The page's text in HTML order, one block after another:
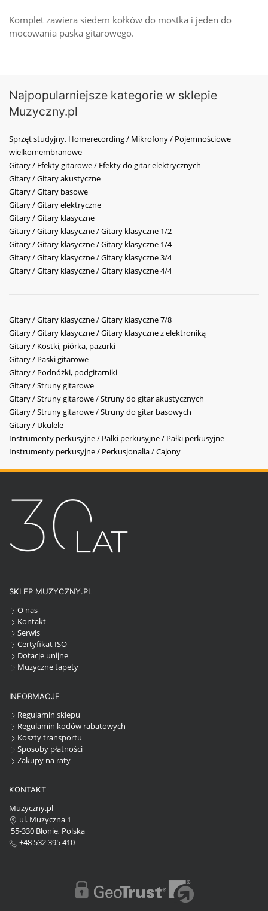
Komplet zawiera siedem kołków do mostka i jeden do
mocowania paska gitarowego.
Najpopularniejsze kategorie w sklepie
Muzyczny.pl
Sprzęt studyjny, Homerecording / Mikrofony / Pojemnościowe
wielkomembranowe
Gitary / Efekty gitarowe / Efekty do gitar elektrycznych
Gitary / Gitary akustyczne
Gitary / Gitary basowe
Gitary / Gitary elektryczne
Gitary / Gitary klasyczne
Gitary / Gitary klasyczne / Gitary klasyczne 1/2
Gitary / Gitary klasyczne / Gitary klasyczne 1/4
Gitary / Gitary klasyczne / Gitary klasyczne 3/4
Gitary / Gitary klasyczne / Gitary klasyczne 4/4
Gitary / Gitary klasyczne / Gitary klasyczne 7/8
Gitary / Gitary klasyczne / Gitary klasyczne z elektroniką
Gitary / Kostki, piórka, pazurki
Gitary / Paski gitarowe
Gitary / Podnóżki, podgitarniki
Gitary / Struny gitarowe
Gitary / Struny gitarowe / Struny do gitar akustycznych
Gitary / Struny gitarowe / Struny do gitar basowych
Gitary / Ukulele
Instrumenty perkusyjne / Pałki perkusyjne / Pałki perkusyjne
Instrumenty perkusyjne / Perkusjonalia / Cajony
SKLEP MUZYCZNY.PL
O nas
Kontakt
Serwis
Certyfikat ISO
Dotacje unijne
Muzyczne tapety
INFORMACJE
Regulamin sklepu
Regulamin kodów rabatowych
Koszty transportu
Sposoby płatności
Zakupy na raty
KONTAKT
Muzyczny.pl
ul. Muzyczna 1
55-330 Błonie, Polska
+48 532 395 410